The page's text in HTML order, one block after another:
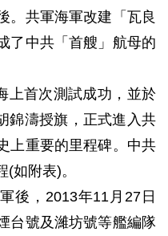
。共軍海軍改建「瓦良
了中共「首艘」航母的
上首次測試成功，並於
錦濤授旗，正式進入共
上重要的里程碑。中共
如附表)。
後，2013年11月27日
台號及濰坊號等艦編隊